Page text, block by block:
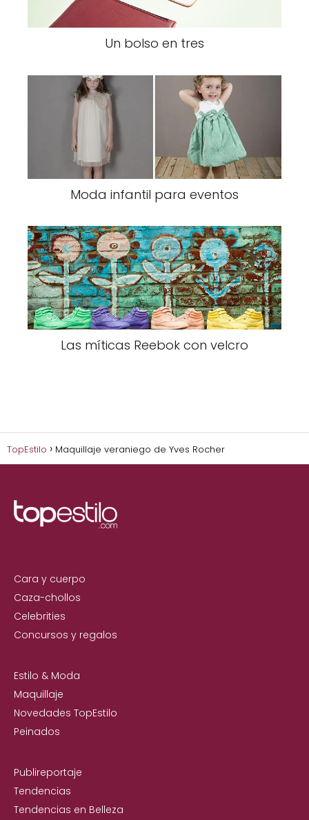
Un bolso en tres
Moda infantil para eventos
Las míticas Reebok con velcro
TopEstilo Maquillaje veraniego de Yves Rocher
Cara y cuerpo
Caza-chollos
Celebrities
Concursos y regalos
Estilo & Moda
Maquillaje
Novedades TopEstilo
Peinados
Publireportaje
Tendencias
Tendencias en Belleza